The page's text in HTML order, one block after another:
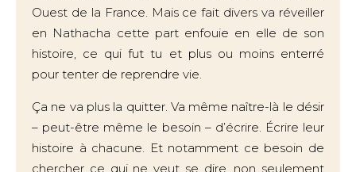
Ouest de la France. Mais ce fait divers va réveiller
en Nathacha cette part enfouie en elle de son
histoire, ce qui fut tu et plus ou moins enterré
pour tenter de reprendre vie.
Ça ne va plus la quitter. Va même naître-là le désir
– peut-être même le besoin – d’écrire. Écrire leur
histoire à chacune. Et notamment ce besoin de
chercher ce qui ne veut se dire, non seulement